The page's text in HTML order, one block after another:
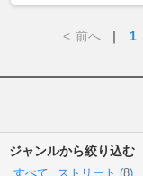
< 前へ ｜ 1
ジャンルから絞り込む
すべて ストリート (8)